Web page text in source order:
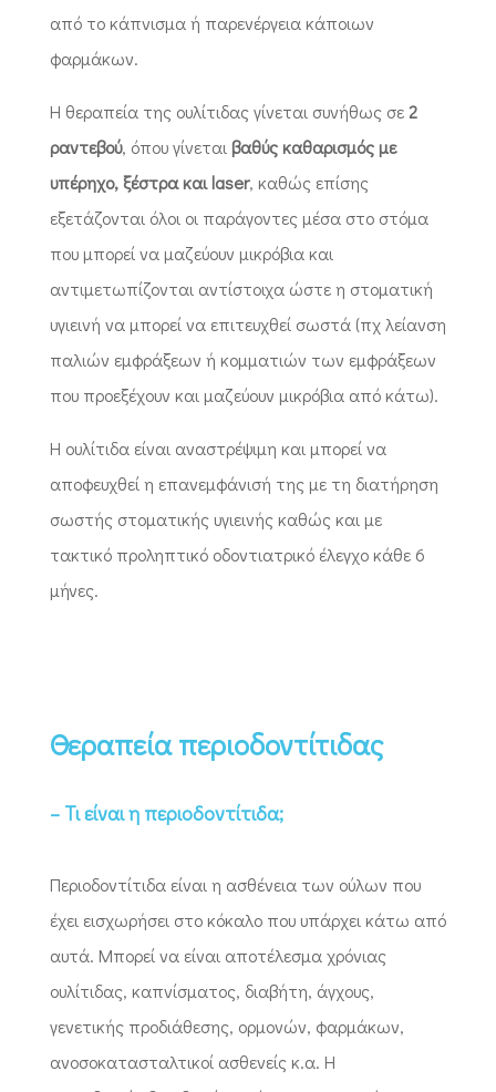
από το κάπνισμα ή παρενέργεια κάποιων
φαρμάκων.
Η θεραπεία της ουλίτιδας γίνεται συνήθως σε 2
ραντεβού, όπου γίνεται βαθύς καθαρισμός με
υπέρηχο, ξέστρα και laser, καθώς επίσης
εξετάζονται όλοι οι παράγοντες μέσα στο στόμα
που μπορεί να μαζεύουν μικρόβια και
αντιμετωπίζονται αντίστοιχα ώστε η στοματική
υγιεινή να μπορεί να επιτευχθεί σωστά (πχ λείανση
παλιών εμφράξεων ή κομματιών των εμφράξεων
που προεξέχουν και μαζεύουν μικρόβια από κάτω).
Η ουλίτιδα είναι αναστρέψιμη και μπορεί να
αποφευχθεί η επανεμφάνισή της με τη διατήρηση
σωστής στοματικής υγιεινής καθώς και με
τακτικό προληπτικό οδοντιατρικό έλεγχο κάθε 6
μήνες.
Θεραπεία περιοδοντίτιδας
– Τι είναι η περιοδοντίτιδα;
Περιοδοντίτιδα είναι η ασθένεια των ούλων που
έχει εισχωρήσει στο κόκαλο που υπάρχει κάτω από
αυτά. Μπορεί να είναι αποτέλεσμα χρόνιας
ουλίτιδας, καπνίσματος, διαβήτη, άγχους,
γενετικής προδιάθεσης, ορμονών, φαρμάκων,
ανοσοκατασταλτικοί ασθενείς κ.α. Η